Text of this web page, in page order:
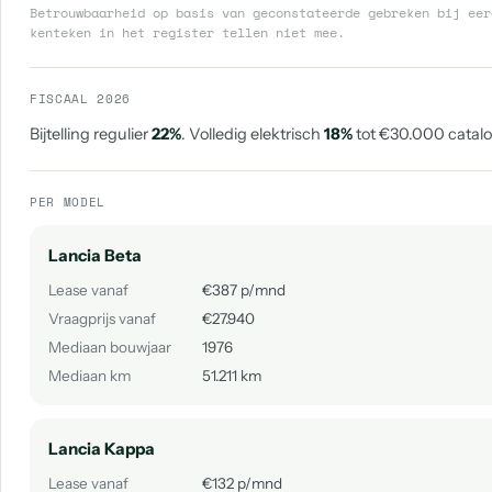
Betrouwbaarheid op basis van geconstateerde gebreken
kenteken in het register tellen niet mee.
FISCAAL 2026
Bijtelling regulier22%. Volledig elektrisch 18%tot €30.000
PER MODEL
Lancia Beta
Lease vanaf
€387 p/mnd
Vraagprijs vanaf
€27.940
Mediaan bouwjaar
1976
Mediaan km
51.211 km
Lancia Kappa
Lease vanaf €132 p/mnd